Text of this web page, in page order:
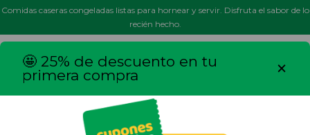
Comidas caseras congeladas listas para hornear y servir. Disfruta el sabor de lo
recién hecho.
Tarta Cholco
🤩 25% de descuento en tu
primera compra
×